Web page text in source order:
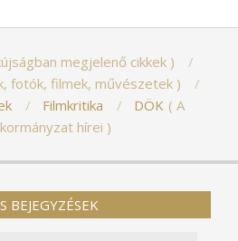
megjelenő cikkek
fotók, filmek, művészetek
Filmkritika DÖK
A
hírei
BEJEGYZÉSEK